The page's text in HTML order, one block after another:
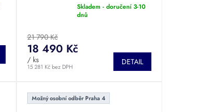
nejprodávanějších nádrží.
je
4,5
z
5
Skladem - doručení 3-10
dnů
21 790 Kč
15 281 Kč bez DPH
18 490 Kč
/ ks DETAIL
Možný osobní odběr Praha 4